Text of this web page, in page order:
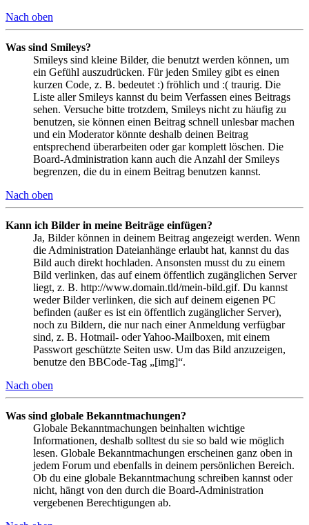
Nach oben
Was sind Smileys?
Smileys sind kleine Bilder, die benutzt werden können, um
ein Gefühl auszudrücken. Für jeden Smiley gibt es einen
kurzen Code, z. B. bedeutet :) fröhlich und :( traurig. Die
Liste aller Smileys kannst du beim Verfassen eines Beitrags
sehen. Versuche bitte trotzdem, Smileys nicht zu häufig zu
benutzen, sie können einen Beitrag schnell unlesbar machen
und ein Moderator könnte deshalb deinen Beitrag
entsprechend überarbeiten oder gar komplett löschen. Die
Board-Administration kann auch die Anzahl der Smileys
begrenzen, die du in einem Beitrag benutzen kannst.
Nach oben
Kann ich Bilder in meine Beiträge einfügen?
Ja, Bilder können in deinem Beitrag angezeigt werden. Wenn
die Administration Dateianhänge erlaubt hat, kannst du das
Bild auch direkt hochladen. Ansonsten musst du zu einem
Bild verlinken, das auf einem öffentlich zugänglichen Server
liegt, z. B. http://www.domain.tld/mein-bild.gif. Du kannst
weder Bilder verlinken, die sich auf deinem eigenen PC
befinden (außer es ist ein öffentlich zugänglicher Server),
noch zu Bildern, die nur nach einer Anmeldung verfügbar
sind, z. B. Hotmail- oder Yahoo-Mailboxen, mit einem
Passwort geschützte Seiten usw. Um das Bild anzuzeigen,
benutze den BBCode-Tag „[img]“.
Nach oben
Was sind globale Bekanntmachungen?
Globale Bekanntmachungen beinhalten wichtige
Informationen, deshalb solltest du sie so bald wie möglich
lesen. Globale Bekanntmachungen erscheinen ganz oben in
jedem Forum und ebenfalls in deinem persönlichen Bereich.
Ob du eine globale Bekanntmachung schreiben kannst oder
nicht, hängt von den durch die Board-Administration
vergebenen Berechtigungen ab.